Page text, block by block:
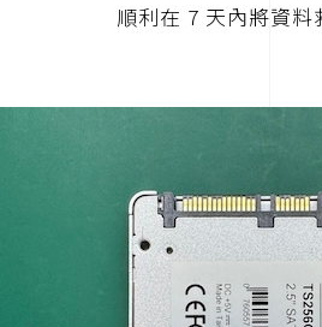
順利在 7 天內將資料